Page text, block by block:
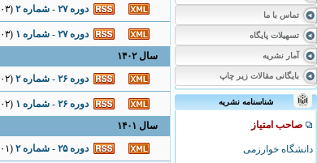
تماس با ما
تسهیلات پایگاه
آمار نشریه
بایگانی مقالات زیر چاپ
شناسنامه نشریه
صاحب امتیاز
دانشگاه خوارزمی
دوره ۲۷ - شماره ۲
(۶-۱۴۰۳
دوره ۲۷ - شماره ۱ (۱-۱۴۰۳
سال ۱۴۰۲
دوره ۲۶ - شماره ۲
(۶-۱۴۰۲
دوره ۲۶ - شماره ۱ (۱-۱۴۰۲
سال ۱۴۰۱
دوره ۲۵ - شماره ۲
(۶-۱۴۰۱